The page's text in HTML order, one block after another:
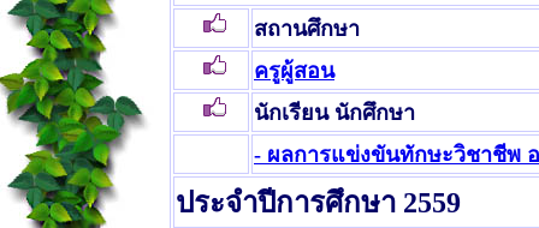
สถานศึกษา
ครูผู้สอน
นักเรียน นักศึกษา
- ผลการแข่งขันทักษะวิชาชีพ
ประจำปีการศึกษา 2559